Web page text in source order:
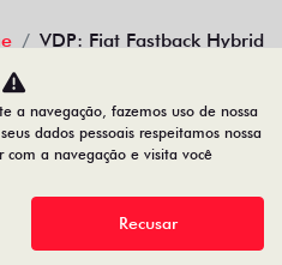
VDP: Fiat Fastback Hybrid
bem maior é a vida.
a navegação, fazemos uso de nossa
dados pessoais respeitamos nossa
com a navegação e visita você
Recusar